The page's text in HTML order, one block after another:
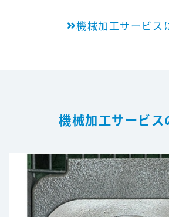
機械加工サービス
機械加工サービス